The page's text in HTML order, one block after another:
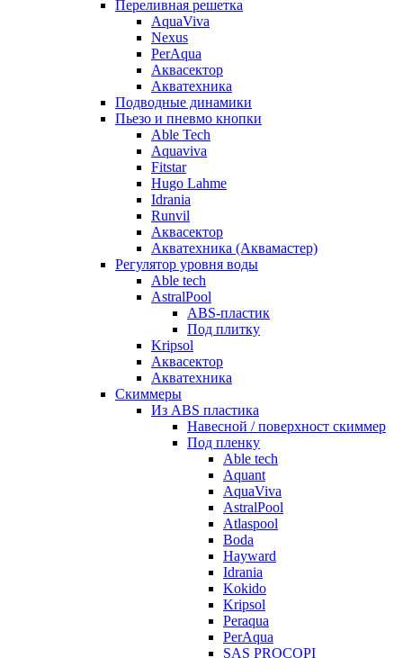
Переливная решетка
AquaViva
Nexus
PerAqua
Аквасектор
Акватехника
Подводные динамики
Пьезо и пневмо кнопки
Able Tech
Aquaviva
Fitstar
Hugo Lahme
Idrania
Runvil
Аквасектор
Акватехника (Аквамастер)
Регулятор уровня воды
Able tech
AstralPool
ABS-пластик
Под плитку
Kripsol
Аквасектор
Акватехника
Скиммеры
Из ABS пластика
Навесной / поверхност скиммер
Под пленку
Able tech
Aquant
AquaViva
AstralPool
Atlaspool
Boda
Hayward
Idrania
Kokido
Kripsol
Peraqua
PerAqua
SAS PROCOPI